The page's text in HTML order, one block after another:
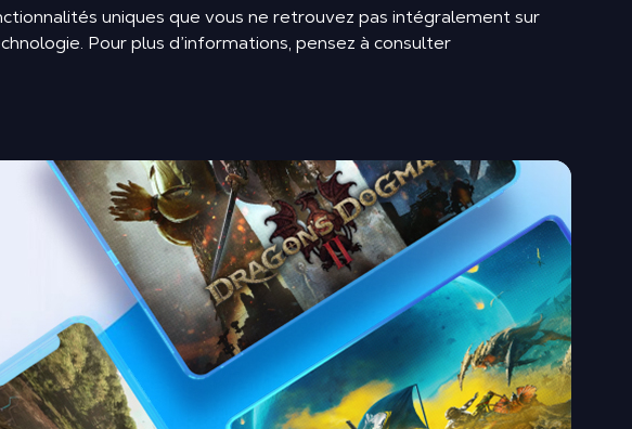
uniques que vous ne retrouvez pas intégralement sur
Pour plus d’informations, pensez à consulter